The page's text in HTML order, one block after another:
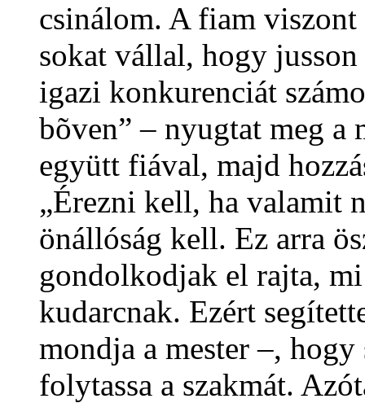
csinálom. A fiam
sokat vállal, hogy
igazi konkurenciát
bõven” – nyugtat meg
együtt fiával, majd
„Érezni kell, ha valamit
önállóság kell. Ez arra
gondolkodjak el rajta,
kudarcnak. Ezért
mondja a mester –,
folytassa a szakmát.